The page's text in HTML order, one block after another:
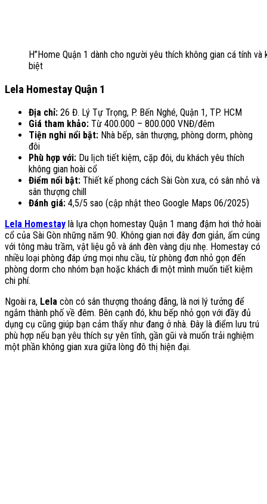
H’’Home Quận 1 dành cho người yêu thích không gian cá tính và
biệt
Lela Homestay Quận 1
Địa chỉ: 26 Đ. Lý Tự Trọng, P. Bến Nghé, Quận 1, TP. HCM
Giá tham khảo: Từ 400.000 – 800.000 VNĐ/đêm
Tiện nghi nổi bật: Nhà bếp, sân thượng, phòng dorm, phòng
đôi
Phù hợp với: Du lịch tiết kiệm, cặp đôi, du khách yêu thích
không gian hoài cổ
Điểm nổi bật: Thiết kế phong cách Sài Gòn xưa, có sân nhỏ và
sân thượng chill
Đánh giá: 4,5/5 sao (cập nhật theo Google Maps 06/2025)
Lela Homestay là lựa chọn homestay Quận 1 mang đậm hơi thở hoài
cổ của Sài Gòn những năm 90. Không gian nơi đây đơn giản, ấm cúng
với tông màu trầm, vật liệu gỗ và ánh đèn vàng dịu nhẹ. Homestay có
nhiều loại phòng đáp ứng mọi nhu cầu, từ phòng đơn nhỏ gọn đến
phòng dorm cho nhóm bạn hoặc khách đi một mình muốn tiết kiệm
chi phí.
Ngoài ra, Lela còn có sân thượng thoáng đãng, là nơi lý tưởng để
ngắm thành phố về đêm. Bên cạnh đó, khu bếp nhỏ gọn với đầy đủ
dụng cụ cũng giúp bạn cảm thấy như đang ở nhà. Đây là điểm lưu trú
phù hợp nếu bạn yêu thích sự yên tĩnh, gần gũi và muốn trải nghiệm
một phần không gian xưa giữa lòng đô thị hiện đại.